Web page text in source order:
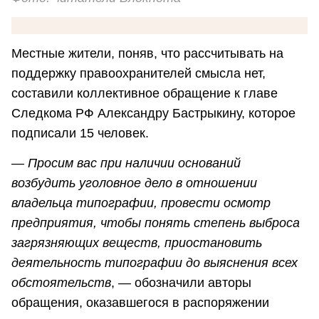
Местные жители, поняв, что рассчитывать на
поддержку правоохранителей смысла нет,
составили коллективное обращение к главе
Следкома РФ Александру Бастрыкину, которое
подписали 15 человек.
— Просим вас при наличии оснований
возбудить уголовное дело в отношении
владельца типографии, провести осмотр
предприятия, чтобы понять степень выброса
загрязняющих веществ, приостановить
деятельность типографии до выяснения всех
обстоятельств, — обозначили авторы
обращения, оказавшегося в распоряжении